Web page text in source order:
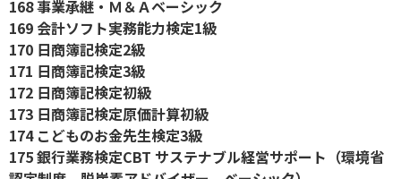
168 事業承継・Ｍ＆Ａベーシック
169 会計ソフト実務能力検定1級
170 日商簿記検定2級
171 日商簿記検定3級
172 日商簿記検定初級
173 日商簿記検定原価計算初級
174 こどものお金先生検定3級
175 銀行業務検定CBT サステナブル経営サポート（環境省